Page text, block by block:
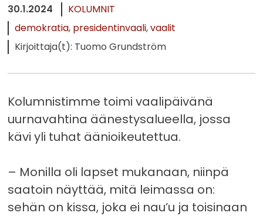
30.1.2024
KOLUMNIT
demokratia presidentinvaali vaalit
Kirjoittaja(t): Tuomo Grundström
Kolumnistimme toimi vaalipäivänä
uurnavahtina äänestysalueella, jossa
kävi yli tuhat äänioikeutettua.
– Monilla oli lapset mukanaan, niinpä
saatoin näyttää, mitä leimassa on:
sehän on kissa, joka ei nau’u ja toisinaan